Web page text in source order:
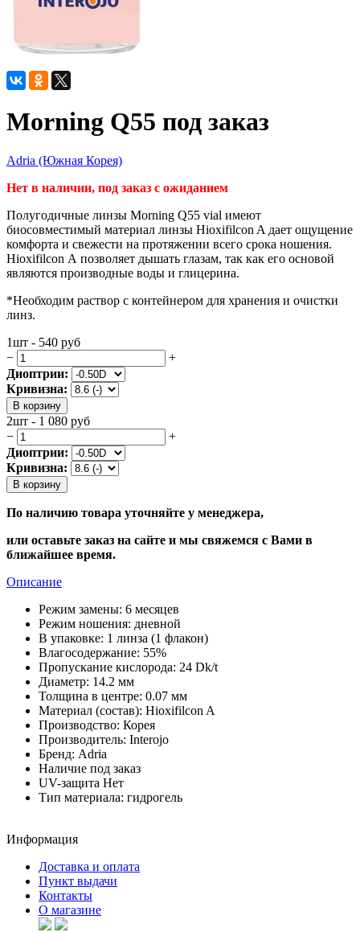
Morning Q55 под заказ
Adria (Южная Корея)
Нет в наличии, под заказ с ожиданием
Полугодичные линзы Morning Q55 vial имеют
биосовместимый материал линзы Hioxifilcon A дает ощущение
комфорта и свежести на протяжении всего срока ношения.
Hioxifilcon А позволяет дышать глазам, так как его основой
являются производные воды и глицерина.
*Необходим раствор с контейнером для хранения и очистки
линз.
1шт - 540 руб
−
+
Диоптрии:
Кривизна:
В корзину
2шт - 1 080 руб
−
+
Диоптрии:
Кривизна:
В корзину
По наличию товара уточняйте у менеджера,
или оставьте заказ на сайте и мы свяжемся с Вами в
ближайшее время.
Описание
Режим замены: 6 месяцев
Режим ношения: дневной
В упаковке: 1 линза (1 флакон)
Влагосодержание: 55%
Пропускание кислорода: 24 Dk/t
Диаметр: 14.2 мм
Толщина в центре: 0.07 мм
Материал (состав): Hioxifilcon A
Производство: Корея
Производитель: Interojo
Бренд: Adria
Наличие под заказ
UV-защита Нет
Тип материала: гидрогель
Информация
Доставка и оплата
Пункт выдачи
Контакты
О магазине